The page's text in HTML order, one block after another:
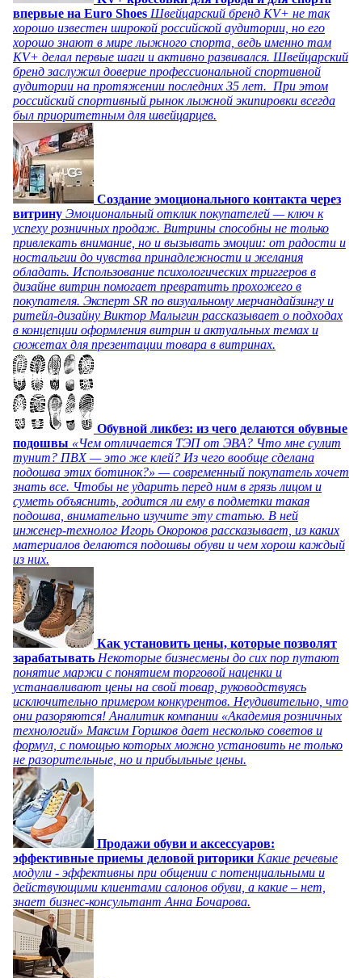
впервые на Euro Shoes Швейцарский бренд KV+ не так
хорошо известен широкой российской аудитории, но его
хорошо знают в мире лыжного спорта, ведь именно там
KV+ делал первые шаги и активно развивался. Швейцарский
бренд заслужил доверие профессиональной спортивной
аудитории на протяжении последних 35 лет. При этом
российский спортивный рынок лыжной экипировки всегда
был приоритетным для швейцарцев.
Создание эмоционального контакта через
витрину Эмоциональный отклик покупателей — ключ к
успеху розничных продаж. Витрины способны не только
привлекать внимание, но и вызывать эмоции: от радости и
ностальгии до чувства принадлежности и желания
обладать. Использование психологических триггеров в
дизайне витрин помогает превратить прохожего в
покупателя. Эксперт SR по визуальному мерчандайзингу и
ритейл-дизайну Виктор Малыгин рассказывает о подходах
в концепции оформления витрин и актуальных темах и
сюжетах для презентации товара в витринах.
Обувной ликбез: из чего делаются обувные
подошвы «Чем отличается ТЭП от ЭВА? Что мне сулит
тунит? ПВХ — это же клей? Из чего вообще сделана
подошва этих ботинок?» — современный покупатель хочет
знать все. Чтобы не ударить перед ним в грязь лицом и
суметь объяснить, годится ли ему в подметки такая
подошва, внимательно изучите эту статью. В ней
инженер-технолог Игорь Окороков рассказывает, из каких
материалов делаются подошвы обуви и чем хорош каждый
из них.
Как установить цены, которые позволят
зарабатывать Некоторые бизнесмены до сих пор путают
понятие маржи с понятием торговой наценки и
устанавливают цены на свой товар, руководствуясь
исключительно примером конкурентов. Неудивительно, что
они разоряются! Аналитик компании «Академия розничных
технологий» Максим Горшков дает несколько советов и
формул, с помощью которых можно установить не только
не разорительные, но и прибыльные цены.
Продажи обуви и аксессуаров:
эффективные приемы деловой риторики Какие речевые
модули - эффективны при общении с потенциальными и
действующими клиентами салонов обуви, а какие – нет,
знает бизнес-консультант Анна Бочарова.